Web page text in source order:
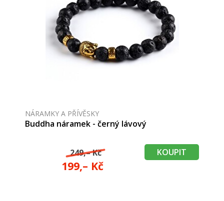
NÁRAMKY A PŘÍVĚSKY
Buddha náramek - černý lávový
249,– Kč
199,– Kč
KOUPIT